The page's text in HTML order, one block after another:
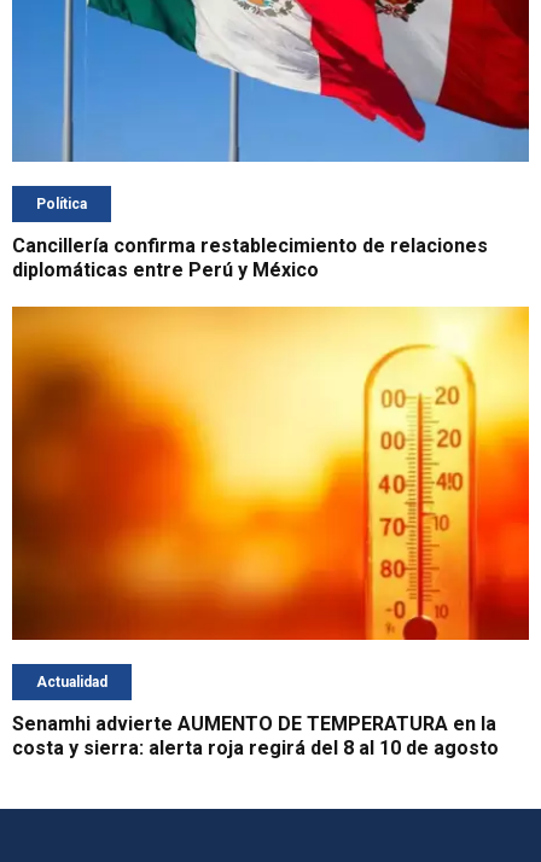
Política
Cancillería confirma restablecimiento de relaciones
diplomáticas entre Perú y México
Actualidad
Senamhi advierte AUMENTO DE TEMPERATURA en la
costa y sierra: alerta roja regirá del 8 al 10 de agosto